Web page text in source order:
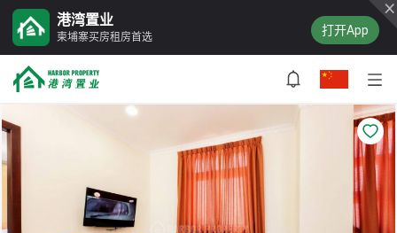
港湾置业
柬埔寨买房租房首选 打开App